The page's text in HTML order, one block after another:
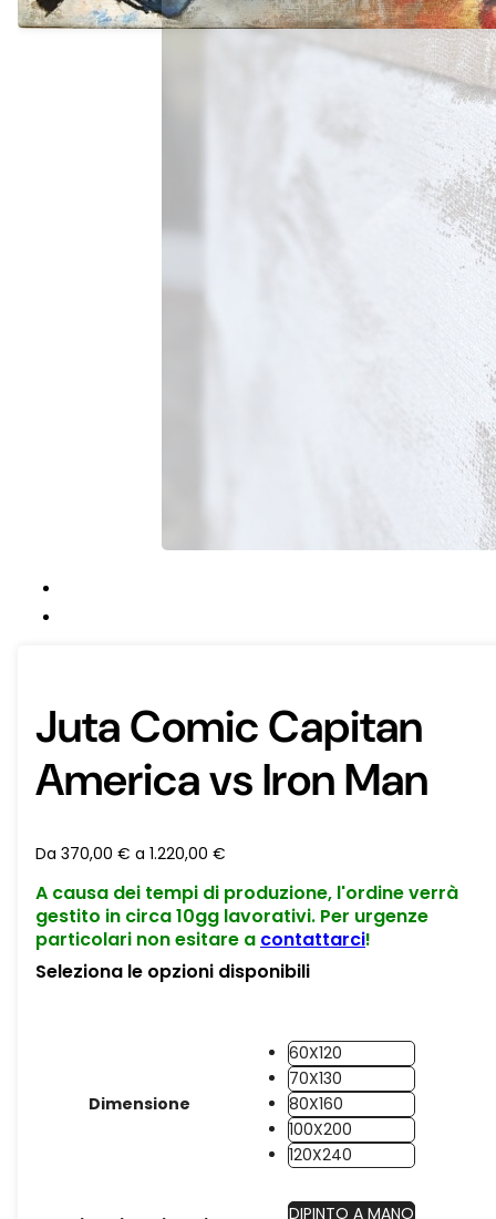
Juta Comic Capitan
America vs Iron Man
Da 370,00 € a 1.220,00 €
A causa dei tempi di produzione, l'ordine verrà
gestito in circa 10gg lavorativi. Per urgenze
particolari non esitare a contattarci!
Seleziona le opzioni disponibili
Dimensione
60X120
70X130
80X160
100X200
120X240
DIPINTO A MANO